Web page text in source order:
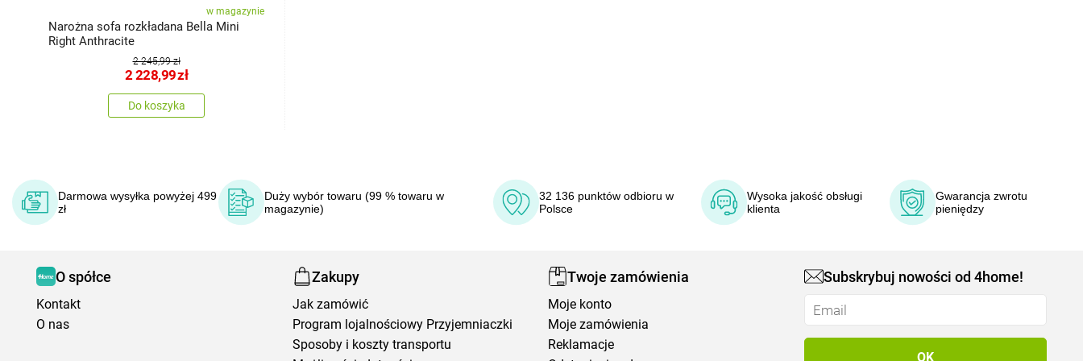
w magazynie
Narożna sofa rozkładana Bella Mini
Right Anthracite
2 245,99 zł
2 228,99zł
Do koszyka
Darmowa wysyłka powyżej 499
zł
Duży wybór towaru (99 % towaru w
magazynie)
32 136 punktów odbioru w
Polsce
Wysoka jakość obsługi
klienta
Gwarancja zwrotu
pieniędzy
O spółce
Kontakt
O nas
Zakupy
Jak zamówić
Program lojalnościowy Przyjemniaczki
Sposoby i koszty transportu
Twoje zamówienia
Moje konto
Moje zamówienia
Reklamacje
Subskrybuj nowości od 4home!